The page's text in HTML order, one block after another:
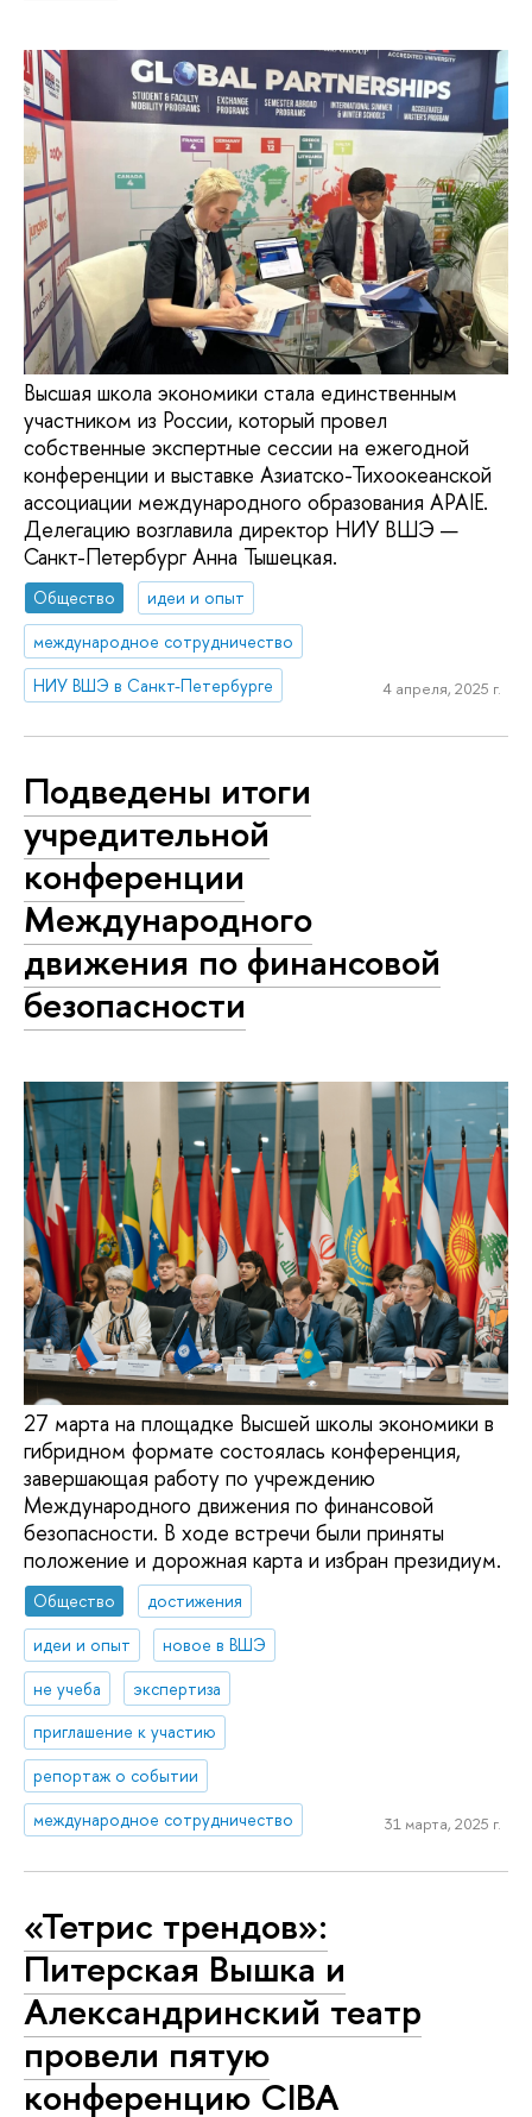
Высшая школа экономики стала единственным
участником из России, который провел
собственные экспертные сессии на ежегодной
конференции и выставке Азиатско-Тихоокеанской
ассоциации международного образования APAIE.
Делегацию возглавила директор НИУ ВШЭ —
Санкт-Петербург Анна Тышецкая.
Общество
идеи и опыт
международное сотрудничество
НИУ ВШЭ в Санкт-Петербурге
4 апреля, 2025 г.
Подведены итоги
учредительной
конференции
Международного
движения по финансовой
безопасности
27 марта на площадке Высшей школы экономики в
гибридном формате состоялась конференция,
завершающая работу по учреждению
Международного движения по финансовой
безопасности. В ходе встречи были приняты
положение и дорожная карта и избран президиум.
Общество
достижения
идеи и опыт
новое в ВШЭ
не учеба
экспертиза
приглашение к участию
репортаж о событии
международное сотрудничество
31 марта, 2025 г.
«Тетрис трендов»:
Питерская Вышка и
Александринский театр
провели пятую
конференцию CIBA